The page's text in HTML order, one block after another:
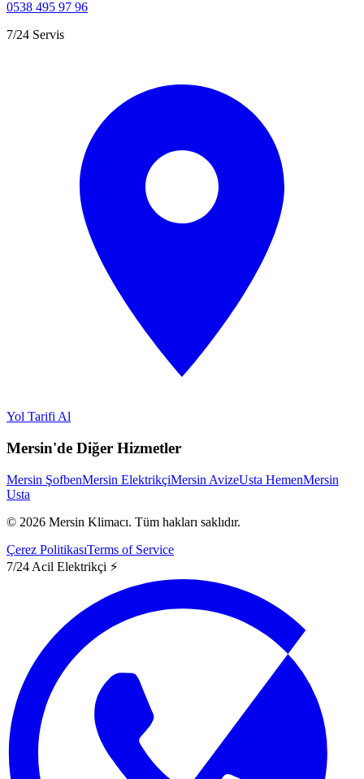
0538 495 97 96
7/24 Servis
Yol Tarifi Al
Mersin'de Diğer Hizmetler
Mersin ŞofbenMersin ElektrikçiMersin AvizeUsta HemenMersin
Usta
© 2026 Mersin Klimacı. Tüm hakları saklıdır.
Çerez PolitikasıTerms of Service
7/24 Acil Elektrikçi ⚡